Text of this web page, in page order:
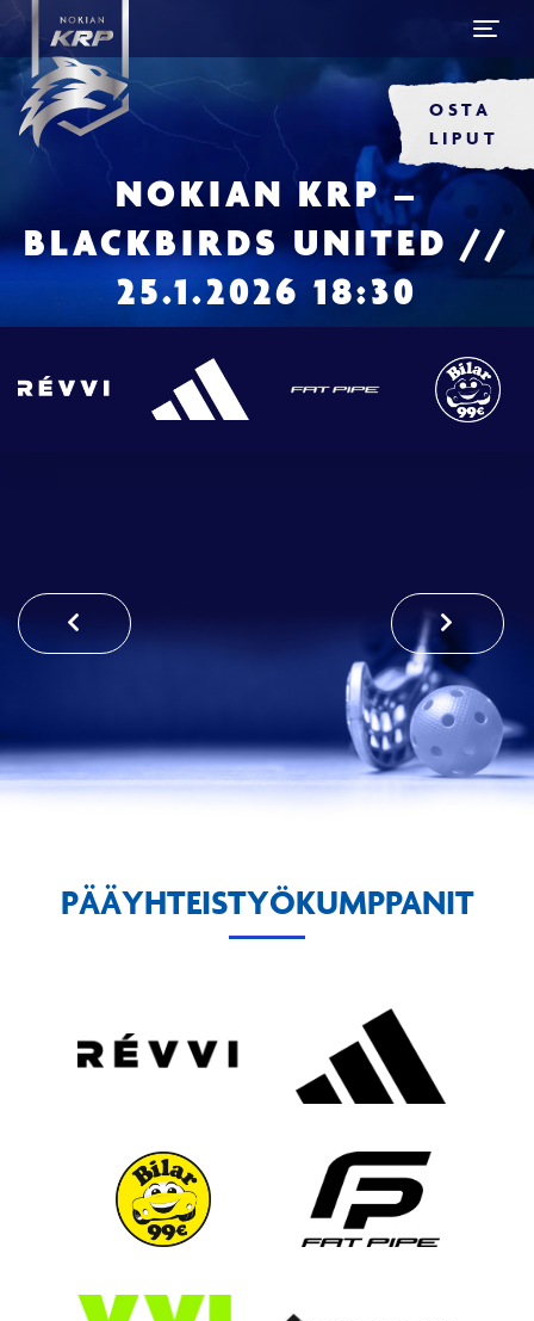
OSTA
LIPUT
NOKIAN KRP –
BLACKBIRDS UNITED //
25.1.2026 18:30
PÄÄYHTEISTYÖKUMPPANIT